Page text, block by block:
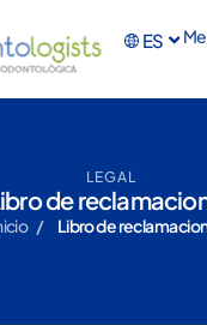
ES
EN
LEGAL
de
/ Libro de